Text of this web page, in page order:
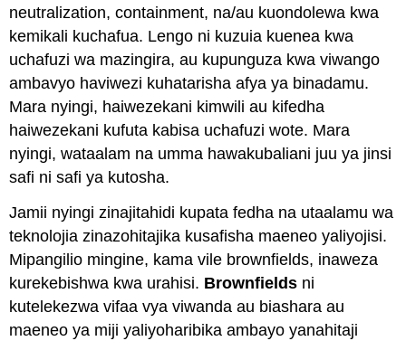
neutralization, containment, na/au kuondolewa kwa
kemikali kuchafua. Lengo ni kuzuia kuenea kwa
uchafuzi wa mazingira, au kupunguza kwa viwango
ambavyo haviwezi kuhatarisha afya ya binadamu.
Mara nyingi, haiwezekani kimwili au kifedha
haiwezekani kufuta kabisa uchafuzi wote. Mara
nyingi, wataalam na umma hawakubaliani juu ya jinsi
safi ni safi ya kutosha.
Jamii nyingi zinajitahidi kupata fedha na utaalamu wa
teknolojia zinazohitajika kusafisha maeneo yaliyojisi.
Mipangilio mingine, kama vile brownfields, inaweza
kurekebishwa kwa urahisi. Brownfields ni
kutelekezwa vifaa vya viwanda au biashara au
maeneo ya miji yaliyoharibika ambayo yanahitaji